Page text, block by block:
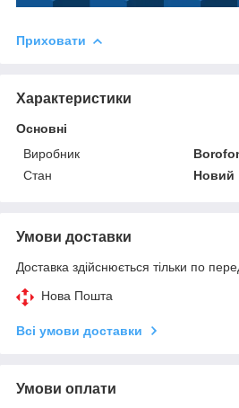
Приховати
Характеристики
Основні
Виробник
Стан
Новий
Умови доставки
Доставка здійснюється тільки по
Нова Пошта
Всі умови доставки
Умови оплати